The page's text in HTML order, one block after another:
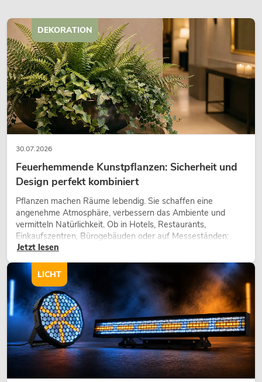
30.07.2026
Feuerhemmende Kunstpflanzen: Sicherheit und
Design perfekt kombiniert
Pflanzen machen Räume lebendig. Sie schaffen eine
angenehme Atmosphäre, verbessern das Ambiente und
vermitteln Natürlichkeit. Ob in Hotels, Restaurants,
Einkaufszentren, Bürogebäuden oder auf Messeständen:
eine hochwertige Begrünung gehört heute längst zum
modernen Raumkonzept.
Jetzt lesen
DEKORATION
LICHT